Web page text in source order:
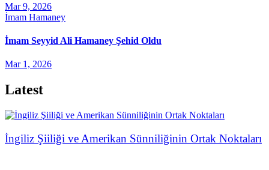
Mar 9, 2026
İmam Hamaney
İmam Seyyid Ali Hamaney Şehid Oldu
Mar 1, 2026
Latest
İngiliz Şiiliği ve Amerikan Sünniliğinin Ortak Noktaları